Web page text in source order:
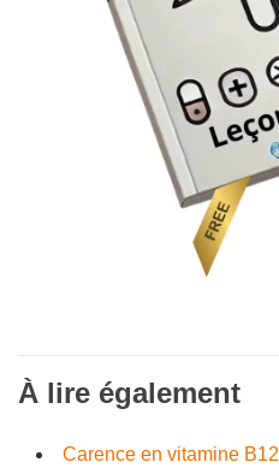
À lire également
Carence en vitamine B12